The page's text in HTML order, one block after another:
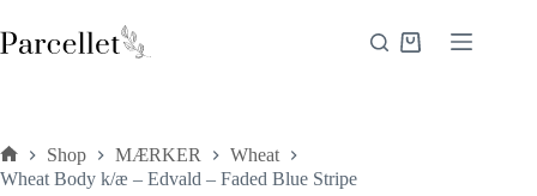
til
indhold
Indkøbskurv
Forside
Shop MÆRKER
Wheat
Wheat Body k/æ – Edvald – Faded Blue Stripe